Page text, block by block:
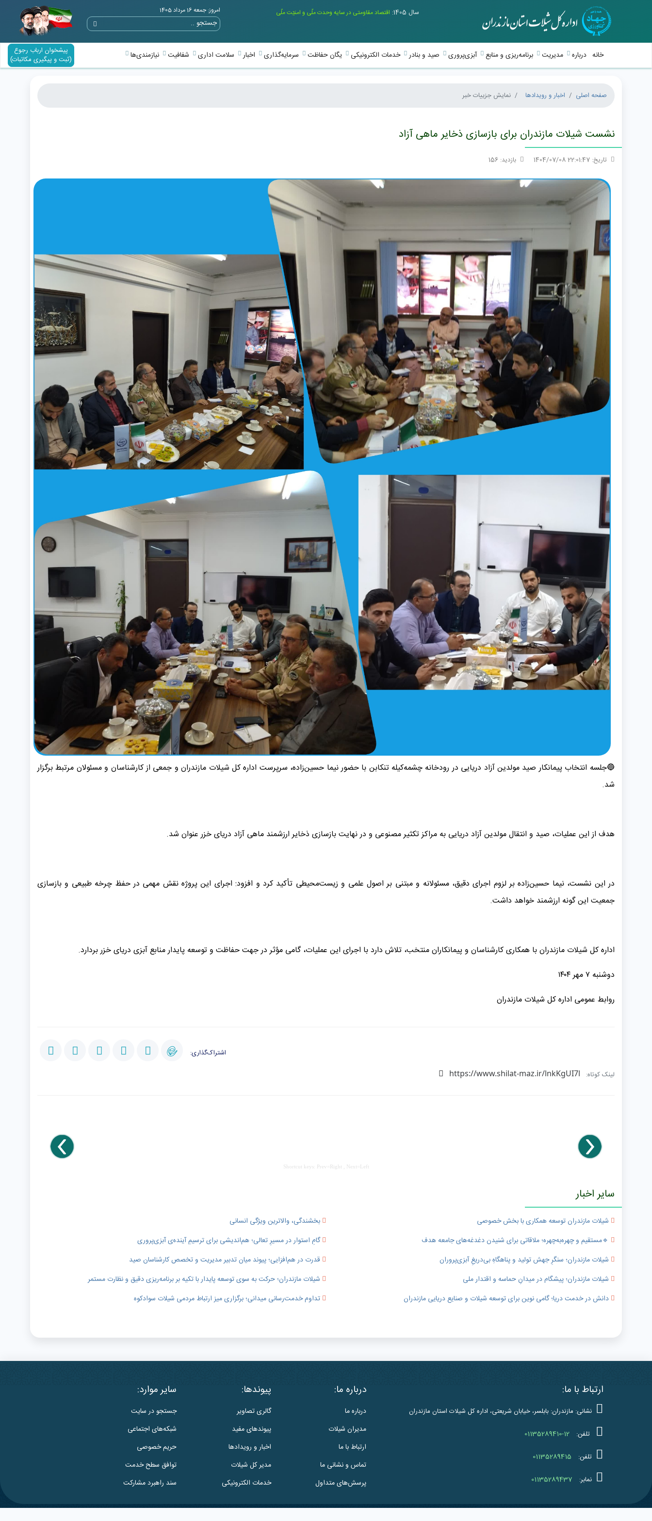
سال 1405: اقتصاد مقاومتی در سایه وحدت ملّی و امنیّت ملّی امروز: جمعه 16 مرداد 1405
پیشخوان ارباب رجوع
(ثبت و پیگیری مکاتبات)
خانه درباره مدیریت برنامه‌ریزی و منابع آبزی‌پروری صید و بنادر خدمات الکترونیکی یگان حفاظت سرمایه‌گذاری اخبار سلامت اداری شفافیت نیازمندی‌ها
صفحه اصلی اخبار و رویدادها نمایش جزییات خبر
نشست شیلات مازندران برای بازسازی ذخایر ماهی آزاد
تاریخ: 22:01:47 1404/07/08 بازدید: 156
🔵جلسه انتخاب پیمانکار صید مولدین آزاد دریایی در رودخانه چشمه‌کیله تنکابن با حضور نیما حسین‌زاده، سرپرست اداره کل شیلات مازندران و جمعی از کارشناسان و مسئولان مرتبط برگزار
شد.
هدف از این عملیات، صید و انتقال مولدین آزاد دریایی به مراکز تکثیر مصنوعی و در نهایت بازسازی ذخایر ارزشمند ماهی آزاد دریای خزر عنوان شد.
در این نشست، نیما حسین‌زاده بر لزوم اجرای دقیق، مسئولانه و مبتنی بر اصول علمی و زیست‌محیطی تأکید کرد و افزود: اجرای این پروژه نقش مهمی در حفظ چرخه طبیعی و بازسازی
جمعیت این گونه ارزشمند خواهد داشت.
اداره کل شیلات مازندران با همکاری کارشناسان و پیمانکاران منتخب، تلاش دارد با اجرای این عملیات، گامی مؤثر در جهت حفاظت و توسعه پایدار منابع آبزی دریای خزر بردارد.
دوشنبه ۷ مهر ۱۴۰۴
روابط عمومی اداره کل شیلات مازندران
اشتراک‌گذاری:
لینک کوتاه: https://www.shilat-maz.ir/lnkKgUI7l
Shortcut keys: Prev=Right , Next=Left
سایر اخبار
شیلات مازندران توسعه همکاری با بخش خصوصی
بخشندگی، والاترین ویژگی انسانی
🔹️مستقیم و چهره‌به‌چهره؛ ملاقاتی برای شنیدن دغدغه‌های جامعه هدف
گامِ استوار در مسیرِ تعالی؛ هم‌اندیشی برای ترسیمِ آینده‌ی آبزی‌پروری
شیلات مازندران؛ سنگرِ جهش تولید و پناهگاهِ بی‌دریغِ آبزی‌پروران
قدرت در هم‌افزایی؛ پیوند میان تدبیر مدیریت و تخصص کارشناسان صید
شیلات مازندران؛ پیشگام در میدانِ حماسه و اقتدار ملی
شیلات مازندران؛ حرکت به سوی توسعه پایدار با تکیه بر برنامه‌ریزی دقیق و نظارت مستمر
دانش در خدمت دریا؛ گامی نوین برای توسعه شیلات و صنایع دریایی مازندران
تداوم خدمت‌رسانی میدانی؛ برگزاری میز ارتباط مردمی شیلات سوادکوه
ارتباط با ما:
نشانی: مازندران: بابلسر، خیابان شریعتی، اداره کل شیلات استان مازندران
تلفن: 01135289410-12
تلفن: 01135289415
نمابر: 01135289437
درباره ما:
درباره ما
مدیران شیلات
ارتباط با ما
تماس و نشانی ما
پرسش‌های متداول
پیوندها:
گالری تصاویر
پیوندهای مفید
اخبار و رویدادها
مدیر کل شیلات
خدمات الکترونیکی
سایر موارد:
جستجو در سایت
شبکه‌های اجتماعی
حریم خصوصی
توافق سطح خدمت
سند راهبرد مشارکت